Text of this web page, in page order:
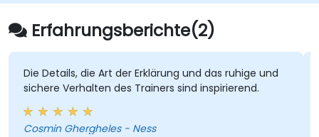
Erfahrungsberichte(2)
Die Details, die Art der Erklärung und das ruhige und
sichere Verhalten des Trainers sind inspirierend.
Cosmin Ghergheles - Ness